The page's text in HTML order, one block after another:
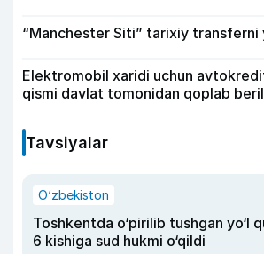
“Manchester Siti” tarixiy transferni
Elektromobil xaridi uchun
qismi davlat tomonidan qoplab
Tavsiyalar
O‘zbekiston
Toshkentda o‘pirilib tushgan yo‘l
6 kishiga sud hukmi o‘qildi